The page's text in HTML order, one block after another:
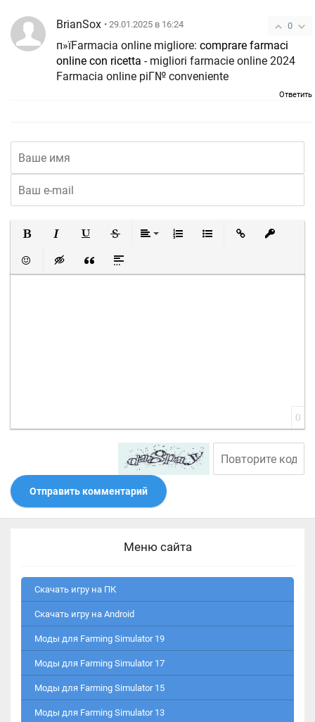
0
BrianSox • 29.01.2025 в 16:24
п»їFarmacia online migliore: comprare farmaci
online con ricetta - migliori farmacie online 2024
Farmacia online piГ№ conveniente
Ответить
Вставить смайлик
Вставка скрытого текста
Вставка цитаты
Вставка спойлера
0
Отправить комментарий
Меню сайта
Скачать игру на ПК
Скачать игру на Android
Моды для Farming Simulator 19
Моды для Farming Simulator 17
Моды для Farming Simulator 15
Моды для Farming Simulator 13